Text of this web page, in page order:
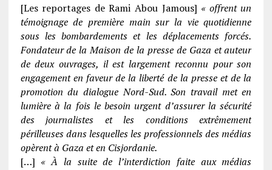
[Les reportages de Rami Abou Jamous] « offrent un
témoignage de première main sur la vie quotidienne
sous les bombardements et les déplacements forcés.
Fondateur de la Maison de la presse de Gaza et auteur
de deux ouvrages, il est largement reconnu pour son
engagement en faveur de la liberté de la presse et de la
promotion du dialogue Nord-Sud. Son travail met en
lumière à la fois le besoin urgent d’assurer la sécurité
des journalistes et les conditions extrêmement
périlleuses dans lesquelles les professionnels des médias
opèrent à Gaza et en Cisjordanie.
[…] « À la suite de l’interdiction faite aux médias